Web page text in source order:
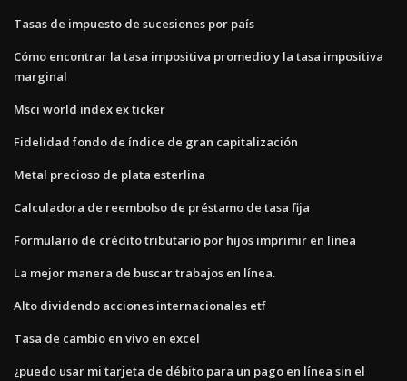
Tasas de impuesto de sucesiones por país
Cómo encontrar la tasa impositiva promedio y la tasa impositiva
marginal
Msci world index ex ticker
Fidelidad fondo de índice de gran capitalización
Metal precioso de plata esterlina
Calculadora de reembolso de préstamo de tasa fija
Formulario de crédito tributario por hijos imprimir en línea
La mejor manera de buscar trabajos en línea.
Alto dividendo acciones internacionales etf
Tasa de cambio en vivo en excel
¿puedo usar mi tarjeta de débito para un pago en línea sin el